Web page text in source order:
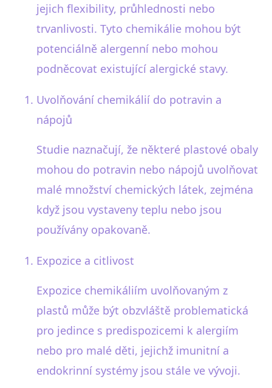
jejich flexibility, průhlednosti nebo
trvanlivosti. Tyto chemikálie mohou být
potenciálně alergenní nebo mohou
podněcovat existující alergické stavy.
Uvolňování chemikálií do potravin a
nápojů
Studie naznačují, že některé plastové obaly
mohou do potravin nebo nápojů uvolňovat
malé množství chemických látek, zejména
když jsou vystaveny teplu nebo jsou
používány opakovaně.
Expozice a citlivost
Expozice chemikáliím uvolňovaným z
plastů může být obzvláště problematická
pro jedince s predispozicemi k alergiím
nebo pro malé děti, jejichž imunitní a
endokrinní systémy jsou stále ve vývoji.